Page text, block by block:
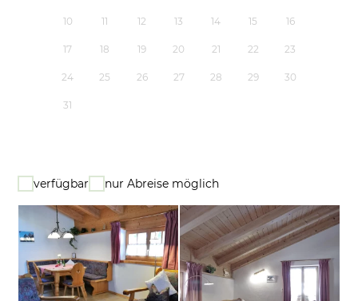
10 11 12 13 14 15 16
17 18 19 20 21 22 23
24 25 26 27 28 29 30
31
verfügbar nur Abreise möglich